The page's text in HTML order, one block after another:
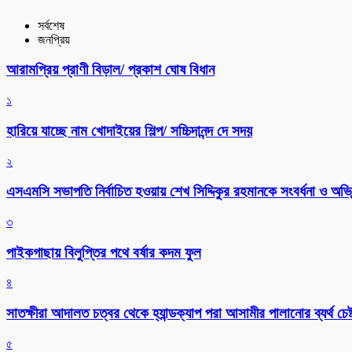
সর্বশেষ
জনপ্রিয়
আরামপ্রিয় প্রাণী বিড়াল/ প্রকাশ ঘোষ বিধান
১
হারিয়ে যাচ্ছে নাম খোদাইয়ের শিল্প/ সচ্চিদানন্দ দে সদয়
২
এসএমসি সভাপতি নির্বাচিত হওয়ায় শেখ সিদ্দিকুর রহমানকে সংবর্ধনা ও
৩
পাইকগাছায় বিলুপ্তির পথে বর্ষার কদম ফুল
৪
সাতক্ষীরা আদালত চত্বর থেকে হ্যান্ডক্যাপ পরা আসামীর পালানোর ব্যর্থ
৫